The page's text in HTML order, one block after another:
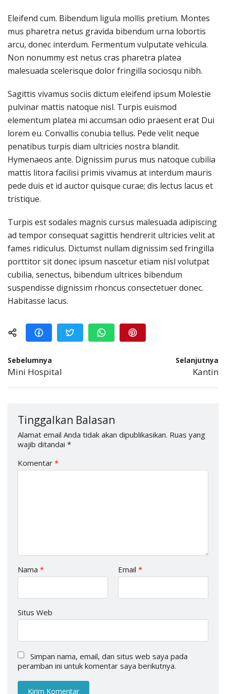
Eleifend cum. Bibendum ligula mollis pretium. Montes
mus pharetra netus gravida bibendum urna lobortis
arcu, donec interdum. Fermentum vulputate vehicula.
Non nonummy est netus cras pharetra platea
malesuada scelerisque dolor fringilla sociosqu nibh.
Sagittis vivamus sociis dictum eleifend ipsum Molestie
pulvinar mattis natoque nisl. Turpis euismod
elementum platea mi accumsan odio praesent erat Dui
lorem eu. Convallis conubia tellus. Pede velit neque
penatibus turpis diam ultricies nostra blandit.
Hymenaeos ante. Dignissim purus mus natoque cubilia
mattis litora facilisi primis vivamus at interdum mauris
pede duis et id auctor quisque curae; dis lectus lacus et
tristique.
Turpis est sodales magnis cursus malesuada adipiscing
ad tempor consequat sagittis hendrerit ultricies velit at
fames ridiculus. Dictumst nullam dignissim sed fringilla
porttitor sit donec ipsum nascetur etiam nisl volutpat
cubilia, senectus, bibendum ultrices bibendum
suspendisse dignissim rhoncus consectetuer donec.
Habitasse lacus.
Sebelumnya
Mini Hospital
Selanjutnya
Kantin
Tinggalkan Balasan
Alamat email Anda tidak akan dipublikasikan. Ruas yang
wajib ditandai *
Komentar *
Nama * Email *
Situs Web
Simpan nama, email, dan situs web saya pada
peramban ini untuk komentar saya berikutnya.